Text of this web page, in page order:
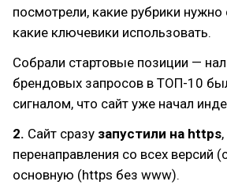
посмотрели, какие рубрики нужно
какие ключевики использовать.
Собрали стартовые позиции —
брендовых запросов в ТОП-10
сигналом, что сайт уже начал
2. Сайт сразу запустили на https
перенаправления со всех версий
основную (https без www).